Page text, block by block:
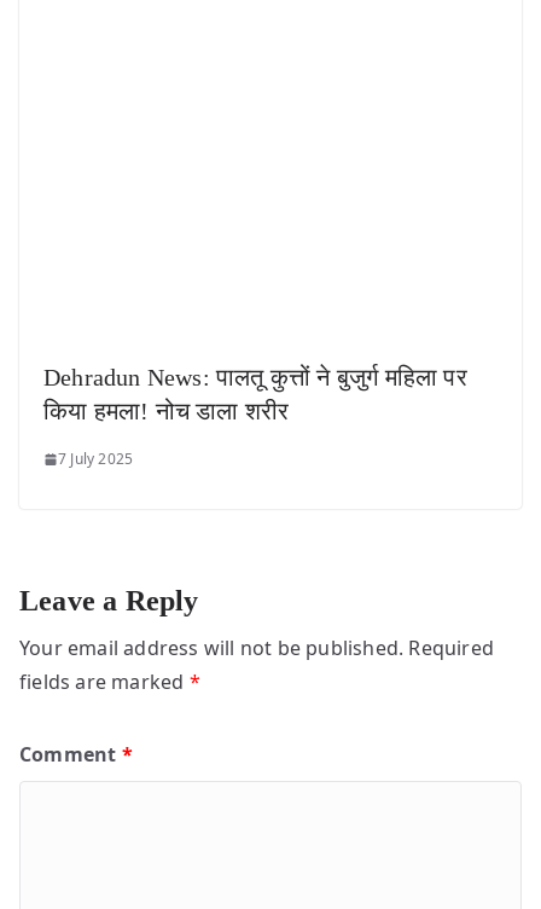
Dehradun News: पालतू कुत्तों ने बुजुर्ग महिला पर
किया हमला! नोच डाला शरीर
7 July 2025
Leave a Reply
Your email address will not be published. Required
fields are marked *
Comment *